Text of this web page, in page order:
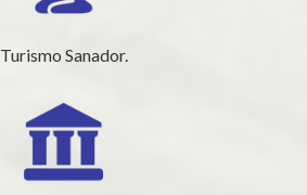
Turismo Sanador.